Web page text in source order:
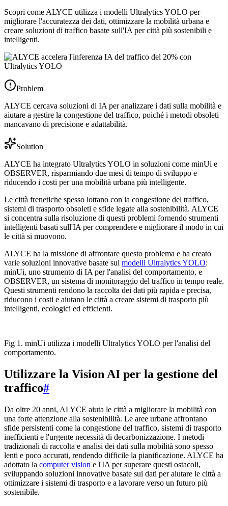
Scopri come ALYCE utilizza i modelli Ultralytics YOLO per
migliorare l'accuratezza dei dati, ottimizzare la mobilità urbana e
creare soluzioni di traffico basate sull'IA per città più sostenibili e
intelligenti.
Problem
ALYCE cercava soluzioni di IA per analizzare i dati sulla mobilità e
aiutare a gestire la congestione del traffico, poiché i metodi obsoleti
mancavano di precisione e adattabilità.
Solution
ALYCE ha integrato Ultralytics YOLO in soluzioni come minUi e
OBSERVER, risparmiando due mesi di tempo di sviluppo e
riducendo i costi per una mobilità urbana più intelligente.
Le città frenetiche spesso lottano con la congestione del traffico,
sistemi di trasporto obsoleti e sfide legate alla sostenibilità. ALYCE
si concentra sulla risoluzione di questi problemi fornendo strumenti
intelligenti basati sull'IA per comprendere e migliorare il modo in cui
le città si muovono.
ALYCE ha la missione di affrontare questo problema e ha creato
varie soluzioni innovative basate sui modelli Ultralytics YOLO:
minUi, uno strumento di IA per l'analisi del comportamento, e
OBSERVER, un sistema di monitoraggio del traffico in tempo reale.
Questi strumenti rendono la raccolta dei dati più rapida e precisa,
riducono i costi e aiutano le città a creare sistemi di trasporto più
intelligenti, ecologici ed efficienti.
Fig 1. minUi utilizza i modelli Ultralytics YOLO per l'analisi del
comportamento.
Utilizzare la Vision AI per la gestione del
traffico#
Da oltre 20 anni, ALYCE aiuta le città a migliorare la mobilità con
una forte attenzione alla sostenibilità. Le aree urbane affrontano
sfide persistenti come la congestione del traffico, sistemi di trasporto
inefficienti e l'urgente necessità di decarbonizzazione. I metodi
tradizionali di raccolta e analisi dei dati sulla mobilità sono spesso
lenti e poco accurati, rendendo difficile la pianificazione. ALYCE ha
adottato la computer vision e l'IA per superare questi ostacoli,
sviluppando soluzioni innovative basate sui dati per aiutare le città a
ottimizzare i sistemi di trasporto e a lavorare verso un futuro più
sostenibile.